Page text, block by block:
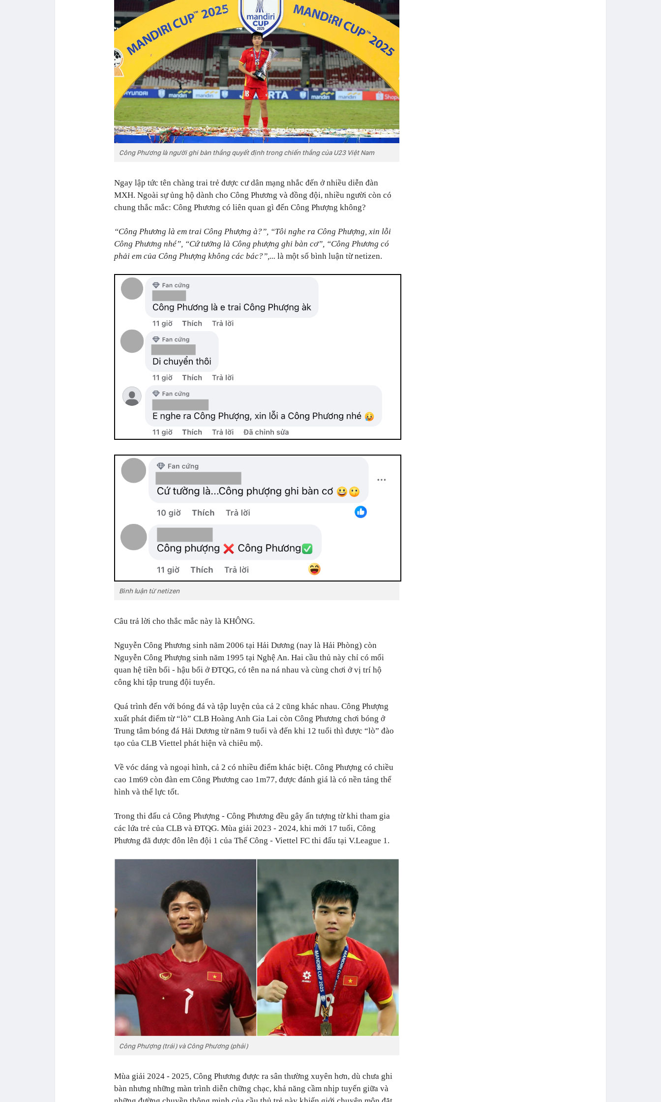
Công Phương là người ghi bàn thắng quyết định trong chiến thắng của U23 Việt Nam
Ngay lập tức tên chàng trai trẻ được cư dân mạng nhắc đến ở nhiều diễn đàn
MXH. Ngoài sự ủng hộ dành cho Công Phương và đồng đội, nhiều người còn có
chung thắc mắc: Công Phương có liên quan gì đến Công Phượng không?
“Công Phương là em trai Công Phượng à?”, “Tôi nghe ra Công Phượng, xin lỗi
Công Phương nhé”, “Cứ tưởng là Công phượng ghi bàn cơ”, “Công Phương có
phải em của Công Phượng không các bác?”,... là một số bình luận từ netizen.
Bình luận từ netizen
Câu trả lời cho thắc mắc này là KHÔNG.
Nguyễn Công Phương sinh năm 2006 tại Hải Dương (nay là Hải Phòng) còn
Nguyễn Công Phượng sinh năm 1995 tại Nghệ An. Hai cầu thủ này chỉ có mối
quan hệ tiền bối - hậu bối ở ĐTQG, có tên na ná nhau và cùng chơi ở vị trí hộ
công khi tập trung đội tuyển.
Quá trình đến với bóng đá và tập luyện của cả 2 cũng khác nhau. Công Phượng
xuất phát điểm từ “lò” CLB Hoàng Anh Gia Lai còn Công Phương chơi bóng ở
Trung tâm bóng đá Hải Dương từ năm 9 tuổi và đến khi 12 tuổi thì được “lò” đào
tạo của CLB Viettel phát hiện và chiêu mộ.
Về vóc dáng và ngoại hình, cả 2 có nhiều điểm khác biệt. Công Phượng có chiều
cao 1m69 còn đàn em Công Phương cao 1m77, được đánh giá là có nền tảng thể
hình và thể lực tốt.
Trong thi đấu cả Công Phượng - Công Phương đều gây ấn tượng từ khi tham gia
các lứa trẻ của CLB và ĐTQG. Mùa giải 2023 - 2024, khi mới 17 tuổi, Công
Phương đã được đôn lên đội 1 của Thể Công - Viettel FC thi đấu tại V.League 1.
Công Phượng (trái) và Công Phương (phải)
Mùa giải 2024 - 2025, Công Phương được ra sân thường xuyên hơn, dù chưa ghi
bàn nhưng những màn trình diễn chững chạc, khả năng cầm nhịp tuyến giữa và